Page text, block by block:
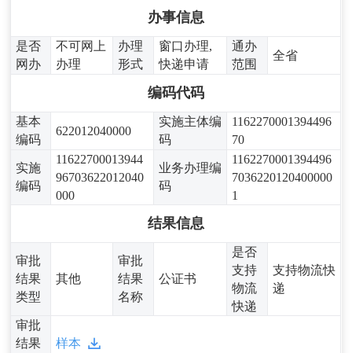
办事信息
是否
网办
不可网上
办理
办理
形式
窗口办理,
快递申请
通办
范围
全省
编码代码
基本
编码
622012040000
实施主体编
码
1162270001394496
70
实施
编码
11622700013944
96703622012040
000
业务办理编
码
1162270001394496
7036220120400000
1
结果信息
审批
结果
类型
其他
审批
结果
名称
公证书
是否
支持
物流
快递
支持物流快
递
审批
结果
样本